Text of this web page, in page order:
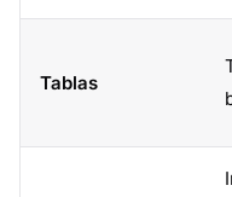
Tablas